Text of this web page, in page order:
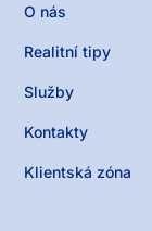
O nás
Realitní tipy
Služby
Kontakty
Klientská zóna